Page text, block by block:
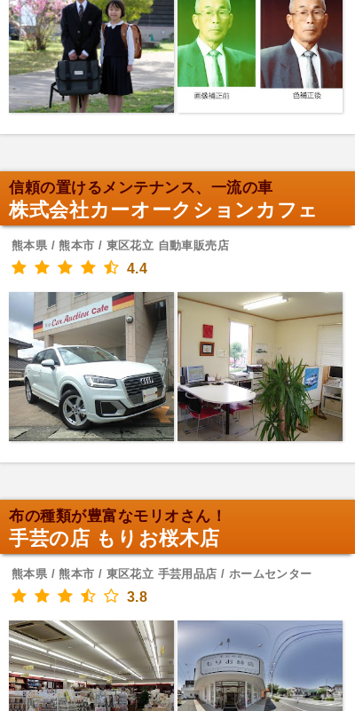
信頼の置けるメンテナンス、一流の車
株式会社カーオークションカフェ
熊本県 / 熊本市 / 東区花立 自動車販売店
4.4
布の種類が豊富なモリオさん！
手芸の店 もりお桜木店
熊本県 / 熊本市 / 東区花立 手芸用品店 / ホームセンター
3.8